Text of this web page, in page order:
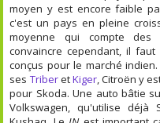
moyen y est encore faible
c'est un pays en pleine
moyenne qui compte des
convaincre cependant, il
conçus pour le marché
ses TriberetKiger, Citroën y
pour Skoda. Une auto bâtie
Volkswagen, qu'utilise